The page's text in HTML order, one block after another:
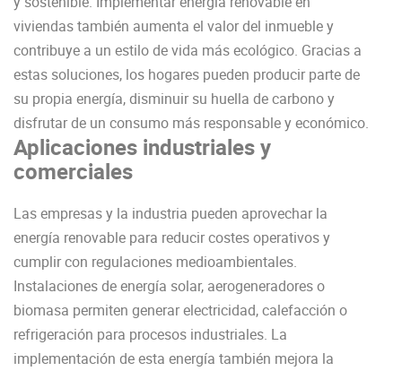
viviendas también aumenta el valor del inmueble y
contribuye a un estilo de vida más ecológico. Gracias a
estas soluciones, los hogares pueden producir parte de
su propia energía, disminuir su huella de carbono y
disfrutar de un consumo más responsable y económico.
Aplicaciones industriales y
comerciales
Las empresas y la industria pueden aprovechar la
energía renovable para reducir costes operativos y
cumplir con regulaciones medioambientales.
Instalaciones de energía solar, aerogeneradores o
biomasa permiten generar electricidad, calefacción o
refrigeración para procesos industriales. La
implementación de esta energía también mejora la